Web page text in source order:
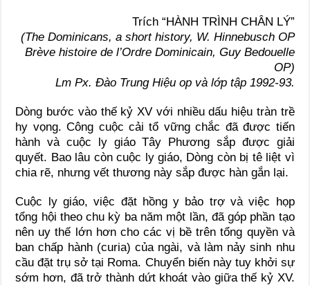
Trích “HÀNH TRÌNH CHÂN LÝ”
(The Dominicans, a short history, W. Hinnebusch OP
Brève histoire de l’Ordre Dominicain, Guy Bedouelle
OP)
Lm Px. Đào Trung Hiệu op và lớp tập 1992-93.
Dòng bước vào thế kỷ XV với nhiều dấu hiệu tràn trề
hy vọng. Công cuộc cải tổ vững chắc đã được tiến
hành và cuộc ly giáo Tây Phương sắp được giải
quyết. Bao lâu còn cuộc ly giáo, Dòng còn bị tê liệt vì
chia rẽ, nhưng vết thương này sắp được hàn gắn lại.
Cuộc ly giáo, việc đặt hồng y bảo trợ và việc họp
tổng hội theo chu kỳ ba năm một lần, đã góp phần tạo
nên uy thế lớn hơn cho các vị bề trên tổng quyền và
ban chấp hành (curia) của ngài, và làm nảy sinh nhu
cầu đặt trụ sở tại Roma. Chuyển biến này tuy khởi sự
sớm hơn, đã trở thành dứt khoát vào giữa thế kỷ XV.